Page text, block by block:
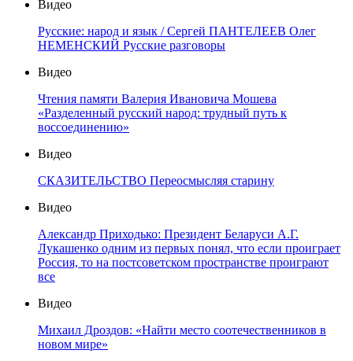
Видео
Русские: народ и язык / Сергей ПАНТЕЛЕЕВ Олег
НЕМЕНСКИЙ Русские разговоры
Видео
Чтения памяти Валерия Ивановича Мошева
«Разделенный русский народ: трудный путь к
воссоединению»
Видео
СКАЗИТЕЛЬСТВО Переосмысляя старину
Видео
Александр Приходько: Президент Беларуси А.Г.
Лукашенко одним из первых понял, что если проиграет
Россия, то на постсоветском пространстве проиграют
все
Видео
Михаил Дроздов: «Найти место соотечественников в
новом мире»